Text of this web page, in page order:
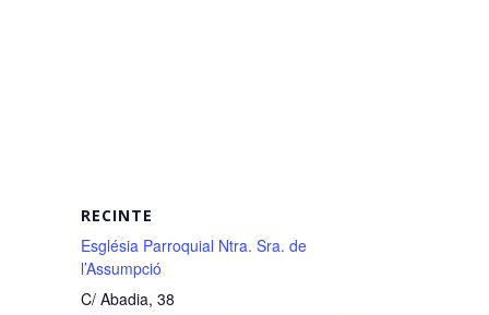
RECINTE
Església Parroquial Ntra. Sra. de
l’Assumpció
C/ Abadia, 38